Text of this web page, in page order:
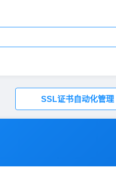
SSL证书自动化管理